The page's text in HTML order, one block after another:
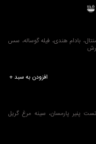
بادام هندی، فیله گوساله، سس
افزودن به سبد +
پنیر پارمسان، سینه مرغ گریل